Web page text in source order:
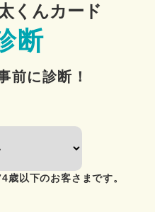
くんカード
断
前に診断！
以下のお客さまです。